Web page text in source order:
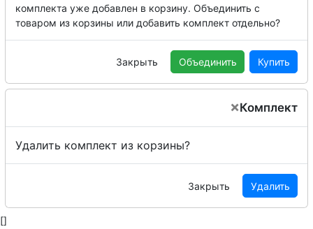
комплекта уже добавлен в корзину. Объединить с
товаром из корзины или добавить комплект отдельно?
Закрыть Объединить Купить
×Комплект
Удалить комплект из корзины?
Закрыть Удалить
[]